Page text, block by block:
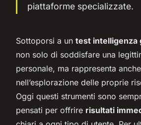
piattaforme specializzate.
Sottoporsi a un test intelligenza
non solo di soddisfare una
personale, ma rappresenta
nell’esplorazione delle proprie
Oggi questi strumenti sono
pensati per offrire risultati